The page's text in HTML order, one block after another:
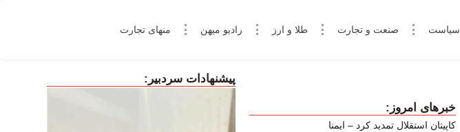
سیاست صنعت و تجارت طلا و ارز رادیو میهن منهای تجارت
خبرهای امروز:
کاپیتان استقلال تمدید کرد – ایمنا
پیشنهادات سردبیر: